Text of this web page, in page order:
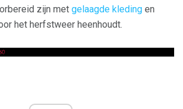
zijn met gelaagde kleding en
het herfstweer heenhoudt.